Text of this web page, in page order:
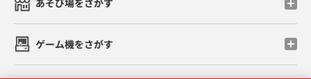
あそび場をさがす
ゲーム機をさがす